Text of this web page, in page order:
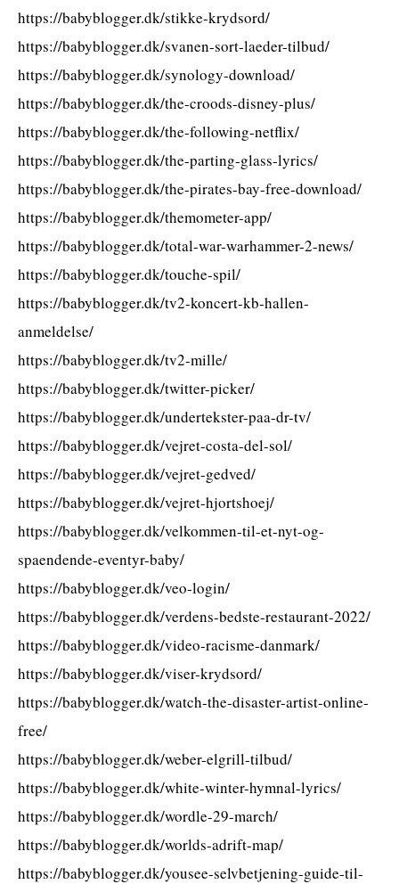
https://babyblogger.dk/stikke-krydsord/
https://babyblogger.dk/svanen-sort-laeder-tilbud/
https://babyblogger.dk/synology-download/
https://babyblogger.dk/the-croods-disney-plus/
https://babyblogger.dk/the-following-netflix/
https://babyblogger.dk/the-parting-glass-lyrics/
https://babyblogger.dk/the-pirates-bay-free-download/
https://babyblogger.dk/themometer-app/
https://babyblogger.dk/total-war-warhammer-2-news/
https://babyblogger.dk/touche-spil/
https://babyblogger.dk/tv2-koncert-kb-hallen-
anmeldelse/
https://babyblogger.dk/tv2-mille/
https://babyblogger.dk/twitter-picker/
https://babyblogger.dk/undertekster-paa-dr-tv/
https://babyblogger.dk/vejret-costa-del-sol/
https://babyblogger.dk/vejret-gedved/
https://babyblogger.dk/vejret-hjortshoej/
https://babyblogger.dk/velkommen-til-et-nyt-og-
spaendende-eventyr-baby/
https://babyblogger.dk/veo-login/
https://babyblogger.dk/verdens-bedste-restaurant-2022/
https://babyblogger.dk/video-racisme-danmark/
https://babyblogger.dk/viser-krydsord/
https://babyblogger.dk/watch-the-disaster-artist-online-
free/
https://babyblogger.dk/weber-elgrill-tilbud/
https://babyblogger.dk/white-winter-hymnal-lyrics/
https://babyblogger.dk/wordle-29-march/
https://babyblogger.dk/worlds-adrift-map/
https://babyblogger.dk/yousee-selvbetjening-guide-til-